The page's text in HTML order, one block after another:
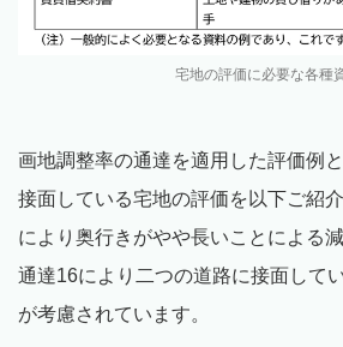
宅地の評価に必要な各種
画地調整率の通達を適用した評価例
接面している宅地の評価を以下ご紹
により奥行きがやや長いことによる
通達16により二つの道路に接面して
が考慮されています。